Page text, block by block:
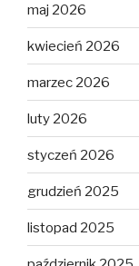
maj 2026
kwiecień 2026
marzec 2026
luty 2026
styczeń 2026
grudzień 2025
listopad 2025